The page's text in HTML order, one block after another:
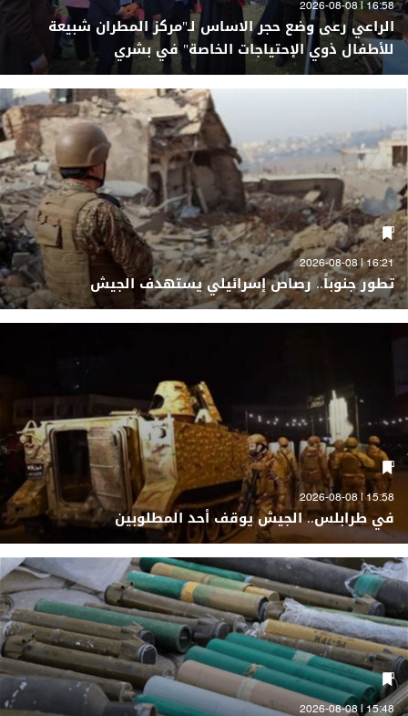
16:58 | 2026-08-08
الراعي رعى وضع حجر الاساس لـ"مركز المطران شبيعة
للأطفال ذوي الإحتياجات الخاصة" في بشري
16:21 | 2026-08-08
تطور جنوباً.. رصاص إسرائيلي يستهدف الجيش
15:58 | 2026-08-08
في طرابلس.. الجيش يوقف أحد المطلوبين
15:48 | 2026-08-08